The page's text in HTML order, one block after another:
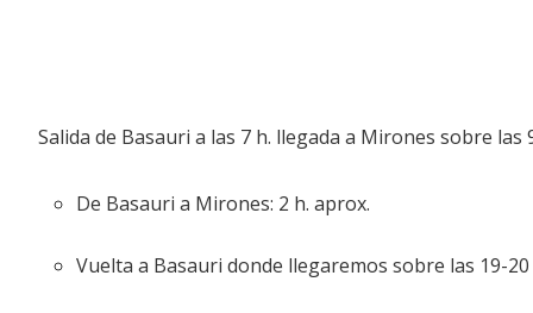
Salida de Basauri a las 7 h. llegada a Mirones sobre
De Basauri a Mirones: 2 h. aprox.
Vuelta a Basauri donde llegaremos sobre las 19-20